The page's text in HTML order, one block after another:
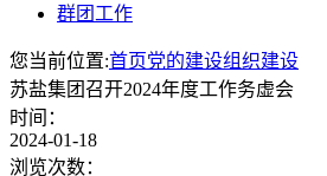
群团工作
您当前位置:首页党的建设组织建设
苏盐集团召开2024年度工作务虚会
时间：
2024-01-18
浏览次数：